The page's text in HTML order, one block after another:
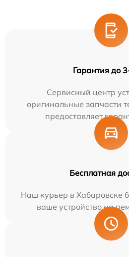
Гарантия до
Сервисный центр
оригинальные запчасти
предоставляет
Бесплатная
Наш курьер в Хабаровске
ваше устройство на